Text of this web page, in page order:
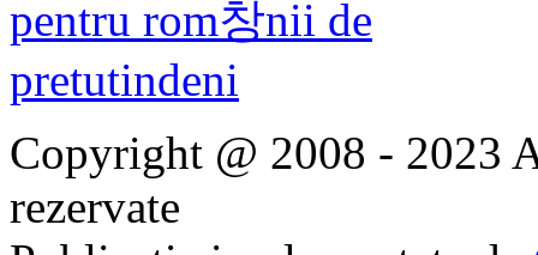
Copyright @ 2008 - 2023
rezervate